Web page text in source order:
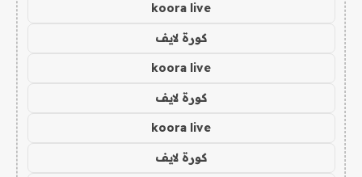
koora live
كورة لايف
koora live
كورة لايف
koora live
كورة لايف